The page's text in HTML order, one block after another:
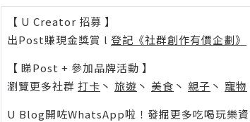
【 U Creator 招募 】
出Post賺現金獎賞 l 登記《社群創作有價企劃》
【 睇Post + 參加品牌活動 】
瀏覽更多社群 打卡 丶 旅遊 丶 美食 丶 親子 丶 寵物
U Blog開咗WhatsApp啦！發掘更多吃喝玩樂資